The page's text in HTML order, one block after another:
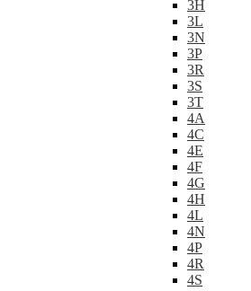
3H
3L
3N
3P
3R
3S
3T
4A
4C
4E
4F
4G
4H
4L
4N
4P
4R
4S